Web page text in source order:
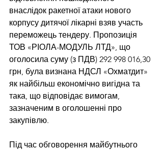
внаслідок ракетної атаки нового
корпусу дитячої лікарні взяв участь
переможець тендеру. Пропозиція
ТОВ «РІОЛА-МОДУЛЬ ЛТД», що
оголосила суму (з ПДВ) 292 998 016,30
грн, була визнана НДСЛ «Охматдит»
як найбільш економічно вигідна та
така, що відповідає вимогам,
зазначеним в оголошенні про
закупівлю.
Під час обговорення майбутнього